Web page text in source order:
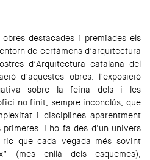
destacades i premiades els
de certàmens d’arquitectura
d’Arquitectura catalana del
d’aquestes obres, l’exposició
sobre la feina dels i les
no finit, sempre inconclús, que
i disciplines aparentment
I ho fa des d’un univers
que cada vegada més sovint
(més enllà dels esquemes),